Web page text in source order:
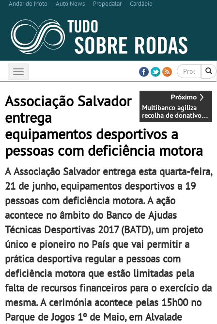
Andar de Moto Auto News Propedalar Cardápio
Toggle
navigation
Multibanco agiliza
recolha de donativos
para apoiar as vítimas
dos incêndios
Associação Salvador
entrega
equipamentos desportivos a
pessoas com deficiência motora
A Associação Salvador entrega esta quarta-feira,
21 de junho, equipamentos desportivos a 19
pessoas com deficiência motora. A ação
acontece no âmbito do Banco de Ajudas
Técnicas Desportivas 2017 (BATD), um projeto
único e pioneiro no País que vai permitir a
prática desportiva regular a pessoas com
deficiência motora que estão limitadas pela
falta de recursos financeiros para o exercício da
mesma. A cerimónia acontece pelas 15h00 no
Parque de Jogos 1º de Maio, em Alvalade